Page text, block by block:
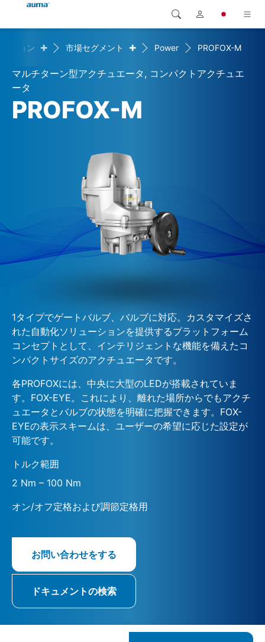
製品
ソリューション
ダウンロード
Global
ヨーロッパ
アジア・太平洋地域
検索
ション + 市場セグメント + Power PROFOX-M
マルチターン型アクチュエータ, コンパクトアクチュエ
ータ
PROFOX-M
1タイプでゲートバルブ、バルブに対応。カスタマイズさ
れた自動化ソリューションを提供するプラットフォーム
コンセプトとして、インテリジェントな機能を備えたコ
ンパクトサイズのアクチュエータです。
各PROFOXには、中央に大型のLEDが搭載されていま
す。FOX-EYE。これにより、離れた場所からでもアクチ
ュエータとバルブの状態を明確に把握できます。FOX-
EYEの表示スキームは、ユーザーの希望に応じた設定が
可能です。
トルク範囲
2 Nm – 100 Nm
オン/オフ定格および調節定格用
お問い合わせをする
ドキュメントの検索